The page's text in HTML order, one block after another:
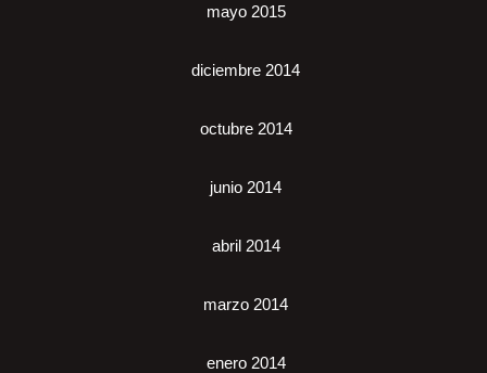
mayo 2015
diciembre 2014
octubre 2014
junio 2014
abril 2014
marzo 2014
enero 2014